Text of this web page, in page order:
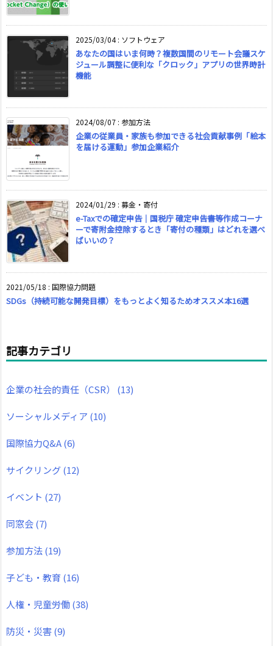
2025/03/04: ソフトウェア
あなたの国はいま何時？複数国間のリモート会議スケ
ジュール調整に便利な「クロック」アプリの世界時計
機能
2024/08/07 : 参加方法
企業の従業員・家族も参加できる社会貢献事例「絵本
を届ける運動」参加企業紹介
2024/01/29 : 募金・寄付
e-Taxでの確定申告｜国税庁 確定申告書等作成コーナ
ーで寄附金控除するとき「寄付の種類」はどれを選べ
ばいいの？
2021/05/18 : 国際協力問題
SDGs（持続可能な開発目標）をもっとよく知るためオススメ本16選
記事カテゴリ
企業の社会的責任（CSR） (13)
ソーシャルメディア (10)
国際協力Q&A(6)
サイクリング(12)
イベント (27)
同窓会(7)
参加方法(19)
子ども・教育 (16)
人権・児童労働(38)
防災・災害(9)